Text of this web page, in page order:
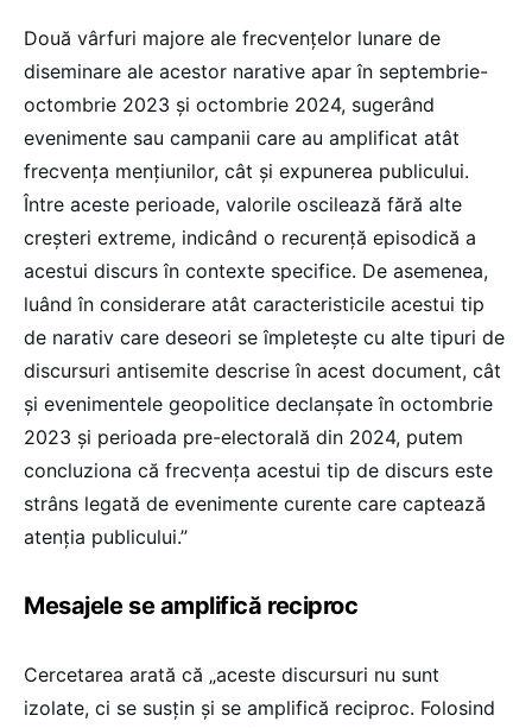
Două vârfuri majore ale frecvențelor lunare de
diseminare ale acestor narative apar în septembrie-
octombrie 2023 și octombrie 2024, sugerând
evenimente sau campanii care au amplificat atât
frecvența mențiunilor, cât și expunerea publicului.
Între aceste perioade, valorile oscilează fără alte
creșteri extreme, indicând o recurență episodică a
acestui discurs în contexte specifice. De asemenea,
luând în considerare atât caracteristicile acestui tip
de narativ care deseori se împletește cu alte tipuri de
discursuri antisemite descrise în acest document, cât
și evenimentele geopolitice declanșate în octombrie
2023 și perioada pre-electorală din 2024, putem
concluziona că frecvența acestui tip de discurs este
strâns legată de evenimente curente care captează
atenția publicului.”
Mesajele se amplifică reciproc
Cercetarea arată că „aceste discursuri nu sunt
izolate, ci se susțin și se amplifică reciproc. Folosind